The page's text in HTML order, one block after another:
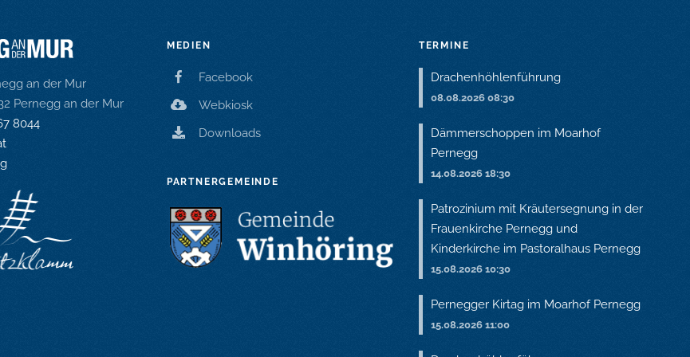
an der Mur
Pernegg an der Mur
8044
MEDIEN
Facebook
Webkiosk
Downloads
PARTNERGEMEINDE
TERMINE
Drachenhöhlenführung
08.08.2026 08:30
Dämmerschoppen im Moarhof
Pernegg
14.08.2026 18:30
Patrozinium mit Kräutersegnung in der
Frauenkirche Pernegg und
Kinderkirche im Pastoralhaus Pernegg
15.08.2026 10:30
Pernegger Kirtag im Moarhof Pernegg
15.08.2026 11:00